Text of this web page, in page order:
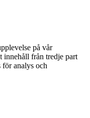
på vår
innehåll från tredje part
för analys och